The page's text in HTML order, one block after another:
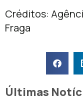
Créditos:
Fraga
Últimas